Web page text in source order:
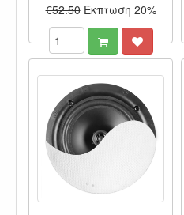
€52.50 Έκπτωση 20%